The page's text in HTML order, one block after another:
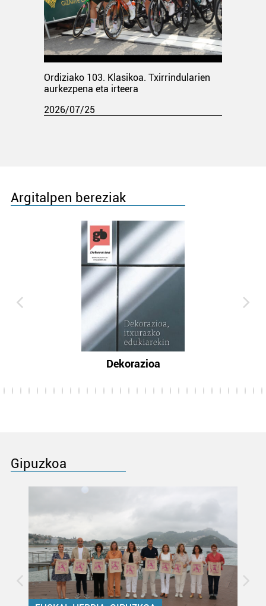
Ordiziako 103. Klasikoa. Txirrindularien
aurkezpena eta irteera
2026/07/25
Argitalpen bereziak
Dekorazioa
Gipuzkoa